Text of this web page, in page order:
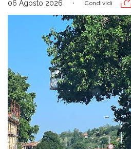
06 Agosto 2026 Condividi